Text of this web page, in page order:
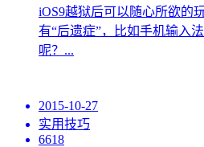
iOS9越狱后可以随心所欲的
有“后遗症”，比如手机输入
呢？...
2015-10-27
实用技巧
6618